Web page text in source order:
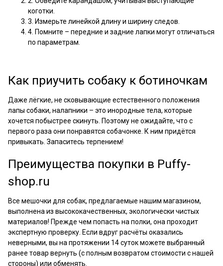
коготки.
3. Измерьте линейкой длину и ширину следов.
4. Помните – передние и задние лапки могут отличаться
по параметрам.
Как приучить собаку к ботиночкам
Даже лёгкие, не сковывающие естественного положения
лапы собаки, налапники – это инородные тела, которые
хочется побыстрее скинуть. Поэтому не ожидайте, что с
первого раза они понравятся собачонке. К ним придётся
привыкать. Запаситесь терпением!
Преимущества покупки в Рuffy-
shop.ru
Все мешочки для собак, предлагаемые нашим магазином,
выполнена из высококачественных, экологически чистых
материалов! Прежде чем попасть на полки, она проходит
экспертную проверку. Если вдруг расчёты оказались
неверными, вы на протяжении 14 суток можете выбранный
ранее товар вернуть (с полным возвратом стоимости с нашей
стороны) или обменять.